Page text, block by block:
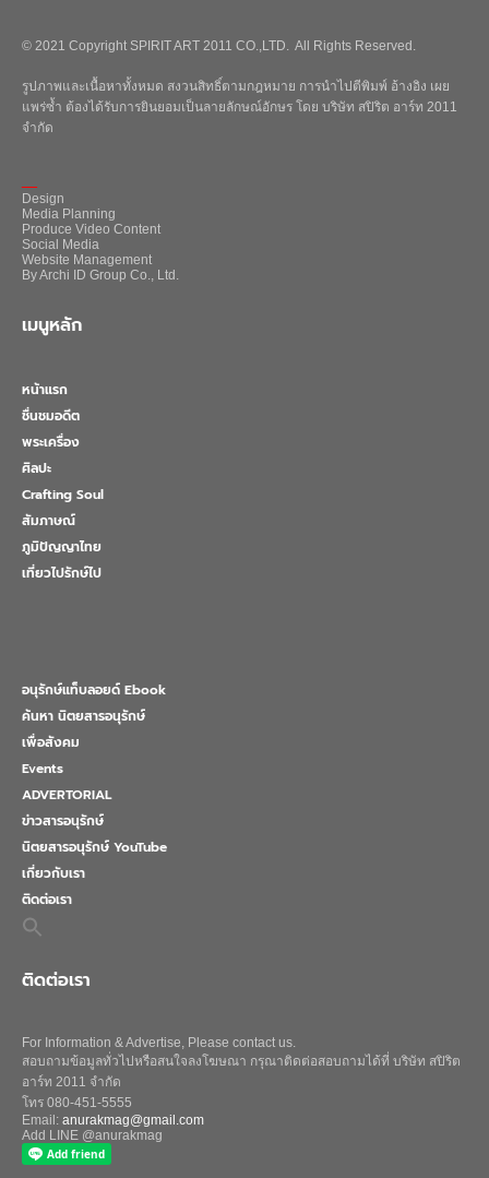
© 2021 Copyright SPIRIT ART 2011 CO.,LTD. All Rights Reserved.
รูปภาพและเนื้อหาทั้งหมด สงวนสิทธิ์ตามกฎหมาย การนำไปตีพิมพ์ อ้างอิง เผย
แพร่ซ้ำ ต้องได้รับการยินยอมเป็นลายลักษณ์อักษร โดย บริษัท สปิริต อาร์ท 2011
จำกัด
Design
Media Planning
Produce Video Content
Social Media
Website Management
By Archi ID Group Co., Ltd.
เมนูหลัก
หน้าแรก
ชื่นชมอดีต
พระเครื่อง
ศิลปะ
Crafting Soul
สัมภาษณ์
ภูมิปัญญาไทย
เที่ยวไปรักษ์ไป
อนุรักษ์แท็บลอยด์ Ebook
ค้นหา นิตยสารอนุรักษ์
เพื่อสังคม
Events
ADVERTORIAL
ข่าวสารอนุรักษ์
นิตยสารอนุรักษ์ YouTube
เกี่ยวกับเรา
ติดต่อเรา
Search
for:
ติดต่อเรา
For Information & Advertise, Please contact us.
สอบถามข้อมูลทั่วไปหรือสนใจลงโฆษณา กรุณาติดต่อสอบถามได้ที่ บริษัท สปิริต
อาร์ท 2011 จำกัด
โทร 080-451-5555
Email: anurakmag@gmail.com
Add LINE @anurakmag